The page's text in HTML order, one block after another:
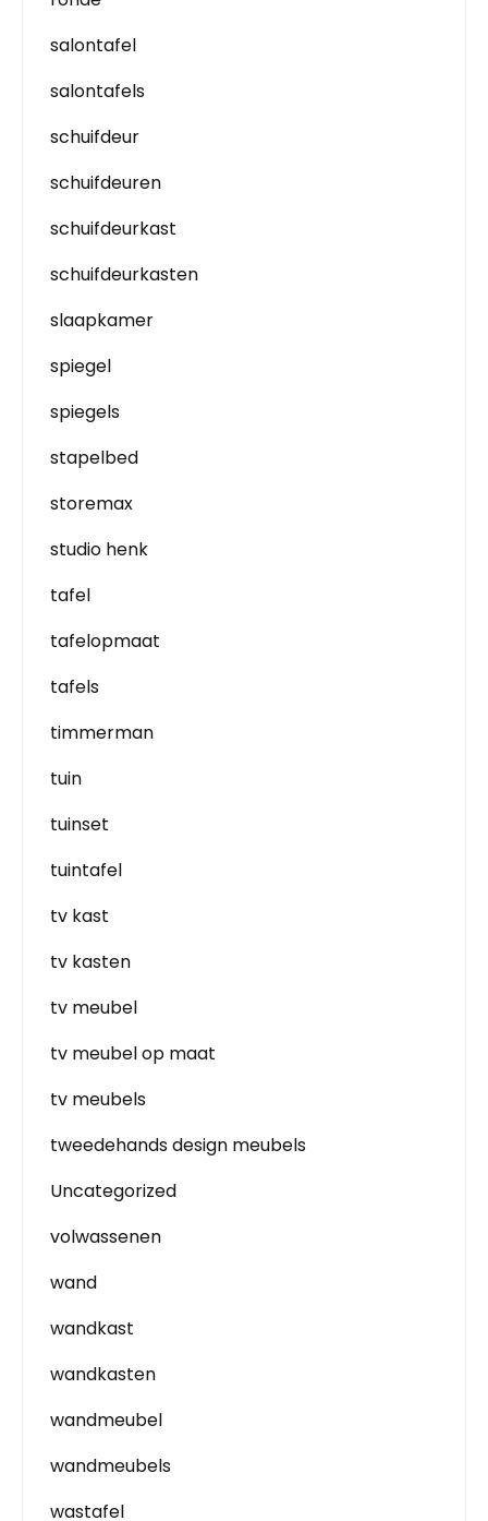
salontafel
salontafels
schuifdeur
schuifdeuren
schuifdeurkast
schuifdeurkasten
slaapkamer
spiegel
spiegels
stapelbed
storemax
studio henk
tafel
tafelopmaat
tafels
timmerman
tuin
tuinset
tuintafel
tv kast
tv kasten
tv meubel
tv meubel op maat
tv meubels
tweedehands design meubels
Uncategorized
volwassenen
wand
wandkast
wandkasten
wandmeubel
wandmeubels
wastafel